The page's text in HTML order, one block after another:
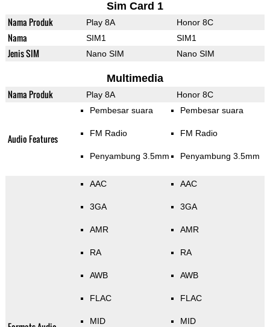
Sim Card 1
Nama Produk Play 8A Honor 8C
Nama SIM1 SIM1
Jenis SIM Nano SIM Nano SIM
Multimedia
Nama Produk Play 8A Honor 8C
Audio Features
Pembesar suara
FM Radio
Penyambung 3.5mm
Pembesar suara
FM Radio
Penyambung 3.5mm
AAC
3GA
AMR
RA
AWB
FLAC
MID
AAC
3GA
AMR
RA
AWB
FLAC
MID